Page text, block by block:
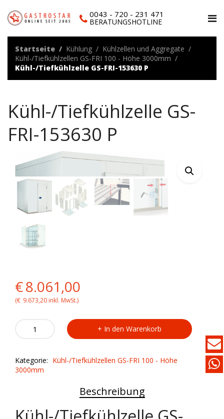
0043 - 720 - 231 471
BERATUNGSHOTLINE
Startseite Kühlung
Kühlzellen und Aggregate
Kühl-/Tiefkühlzellen GS-FRI 100 - Höhe 3000mm
Kühl-/Tiefkühlzelle GS-FRI-153630 P
Kühl-/Tiefkühlzelle GS-
FRI-153630 P
Original
price
was:
€8.061,00.
€8.061,00
is:
€8.061,00.
(€ 9.673,20 inkl. MwSt.)
Kühl-/Tiefkühlzelle
P
quantity
In den Warenkorb
Kategorie: Kühl-/Tiefkühlzellen GS-FRI 100 - Höhe
3000mm
Beschreibung